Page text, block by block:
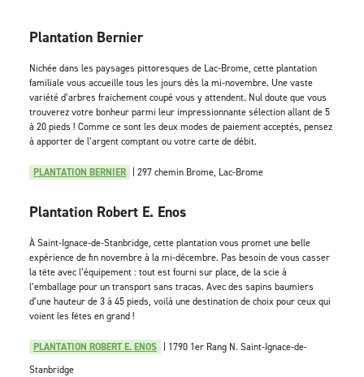
Plantation Bernier
Nichée dans les paysages pittoresques de Lac-Brome, cette plantation
familiale vous accueille tous les jours dès la mi-novembre. Une vaste
variété d’arbres fraîchement coupé vous y attendent. Nul doute que vous
trouverez votre bonheur parmi leur impressionnante sélection allant de 5
à 20 pieds ! Comme ce sont les deux modes de paiement acceptés, pensez
à apporter de l’argent comptant ou votre carte de débit.
PLANTATION BERNIER | 297 chemin Brome, Lac-Brome
Plantation Robert E. Enos
À Saint-Ignace-de-Stanbridge, cette plantation vous promet une belle
expérience de fin novembre à la mi-décembre. Pas besoin de vous casser
la tête avec l’équipement : tout est fourni sur place, de la scie à
l’emballage pour un transport sans tracas. Avec des sapins baumiers
d’une hauteur de 3 à 45 pieds, voilà une destination de choix pour ceux qui
voient les fêtes en grand !
PLANTATION ROBERT E. ENOS
| 1790 1er Rang N. Saint-Ignace-de-
Stanbridge